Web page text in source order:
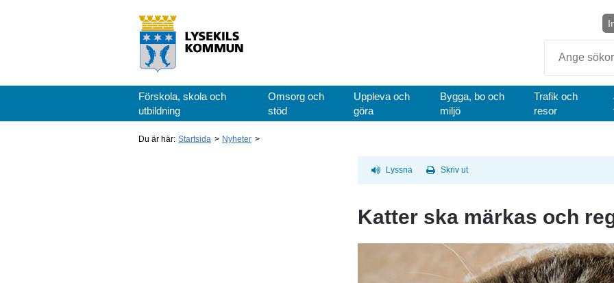
Förskola, skola och
utbildning
Omsorg och
stöd
Uppleva och
göra
Bygga, bo och
miljö
Trafik och
resor
Du är här: Startsida Nyheter
Lyssna Skriv ut
Katter ska märkas och